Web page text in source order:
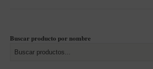
Buscar producto por nombre